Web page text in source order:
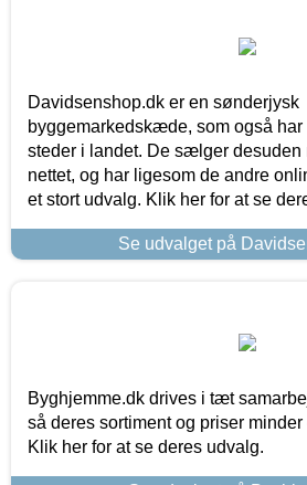
Davidsenshop.dk er en sønderjysk
byggemarkedskæde, som også
steder i landet. De sælger desuden
nettet, og har ligesom de andre
et stort udvalg. Klik her for at se
Se udvalget på
Byghjemme.dk drives i tæt
så deres sortiment og priser
Klik her for at se deres udvalg.